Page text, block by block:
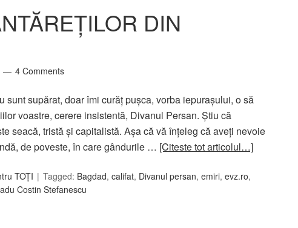
DIN
4 Comments
supărat, doar îmi curăț pușca, vorba iepurașului, o să
voastre, cerere insistentă, Divanul Persan. Știu că
seacă, tristă și capitalistă. Așa că vă înțeleg că aveți nevoie
de poveste, în care gândurile … [Citeste tot articolul…]
TOȚI Tagged: Bagdad, califat, Divanul persan, emiri, evz.ro,
Costin Stefanescu